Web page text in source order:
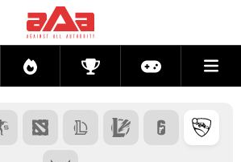
Directs CompétitionsActu jeux